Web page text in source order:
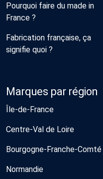
Pourquoi faire du made in
France ?
Fabrication française, ça
signifie quoi ?
Marques par région
Île-de-France
Centre-Val de Loire
Bourgogne-Franche-Comté
Normandie